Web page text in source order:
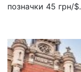
позначки 45 грн/$.